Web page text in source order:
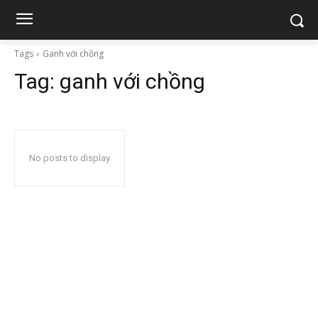
Tags Ganh với chồng
Tag: ganh với chồng
No posts to display